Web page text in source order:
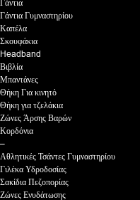
Γάντια
Γάντια Γυμναστηρίου
Καπέλα
Σκουφάκια
Headband
Βιβλία
Μπαντάνες
Θήκη Για κινητό
Θήκη για τζελάκια
Ζώνες Άρσης Βαρών
Κορδόνια
–
Αθλητικές Τσάντες Γυμναστηρίου
Γιλέκα Υδροδοσίας
Σακίδια Πεζοπορίας
Ζώνες Ενυδάτωσης